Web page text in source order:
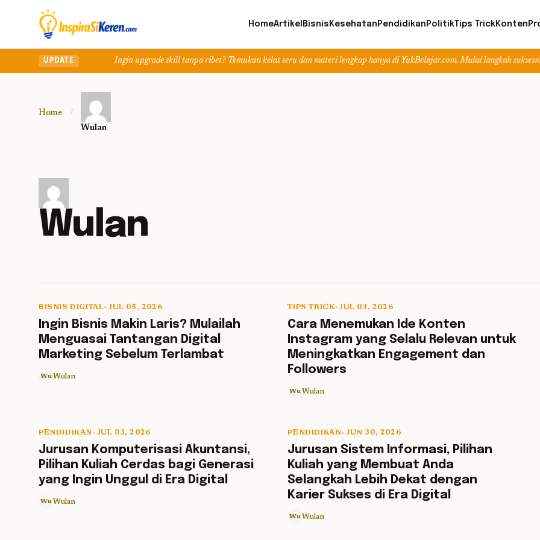
HomeArtikel Bisnis Kesehatan Pendidikan PolitikTips TrickKonten
UPDATEIngin upgrade skill tanpa ribet? Temukan kelas seru dan materi lengkap hanya di YukBelajar.com. Mulai langkah suksesmu hari
Home
/
Wulan
Wulan
5 min read
BISNIS DIGITAL• JUL 05, 2026
Ingin Bisnis Makin Laris? Mulailah
Menguasai Tantangan Digital
Marketing Sebelum Terlambat
Wu Wulan
TIPS TRICK• JUL 03, 2026
Cara Menemukan Ide Konten
Instagram yang Selalu Relevan untuk
Meningkatkan Engagement dan
Followers
Wu Wulan
5 min read
PENDIDIKAN• JUL 03, 2026
Jurusan Komputerisasi Akuntansi,
Pilihan Kuliah Cerdas bagi Generasi
yang Ingin Unggul di Era Digital
Wu Wulan
5 min read
PENDIDIKAN• JUN 30, 2026
Jurusan Sistem Informasi, Pilihan
Kuliah yang Membuat Anda
Selangkah Lebih Dekat dengan
Karier Sukses di Era Digital
Wu Wulan